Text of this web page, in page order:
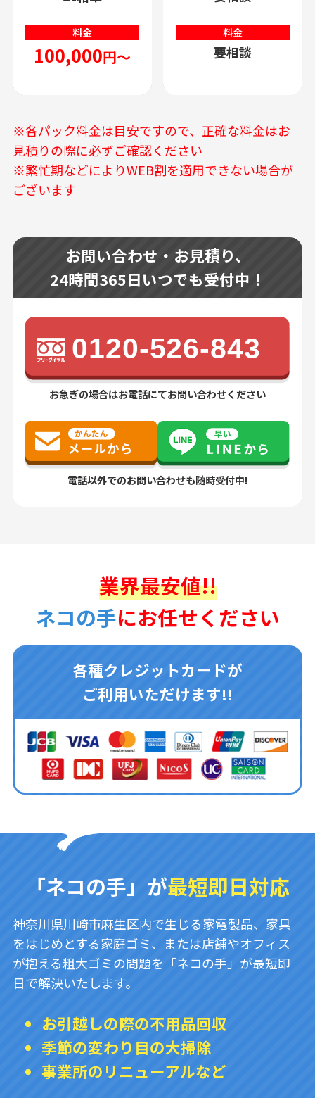
料金
100,000円～
料金
要相談
※各パック料金は目安ですので、正確な料金はお
見積りの際に必ずご確認ください
※繁忙期などによりWEB割を適用できない場合が
ございます
お問い合わせ・お見積り、
24時間365日いつでも受付中！
0120-526-843
お急ぎの場合はお電話にてお問い合わせください
電話以外でのお問い合わせも随時受付中!
業界最安値!!
ネコの手にお任せください
各種クレジットカードが
ご利用いただけます!!
「ネコの手」が最短即日対応
神奈川県川崎市麻生区内で生じる家電製品、家具
をはじめとする家庭ゴミ、または店舗やオフィス
が抱える粗大ゴミの問題を「ネコの手」が最短即
日で解決いたします。
お引越しの際の不用品回収
季節の変わり目の大掃除
事業所のリニューアルなど